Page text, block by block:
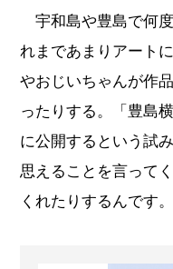
宇和島や豊島で何
れまであまりアート
やおじいちゃんが作
ったりする。「豊島
に公開するという試
思えることを言って
くれたりするんです。